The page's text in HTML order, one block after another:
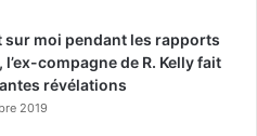
sur moi pendant les rapports
l’ex-compagne de R. Kelly fait
révélations
2019